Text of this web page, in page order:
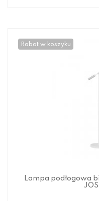
Rabat w koszyku
Lampa podłogowa